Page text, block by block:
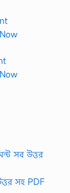
সব উত্তর
সহ PDF